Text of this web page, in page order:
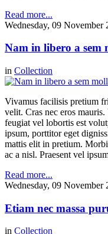
Read more...
Wednesday, 09 November
Nam in libero a sem
in Collection
Vivamus facilisis pretium
velit. Cras nec eros
feugiat vel lobortis est
ipsum, porttitor eget
mattis elit in pretium.
ac a nisl. Praesent vel
Read more...
Wednesday, 09 November
Etiam nec massa
in Collection